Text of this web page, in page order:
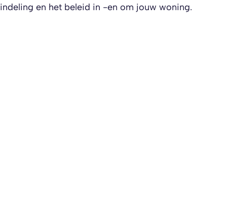
indeling en het beleid in -en om jouw woning.